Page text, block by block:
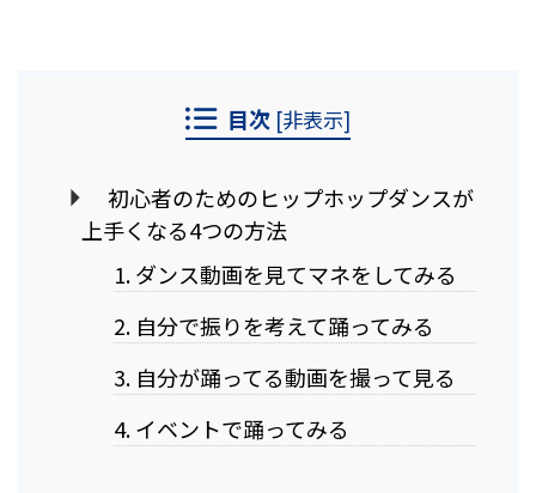
目次 [非表示]
初心者のためのヒップホップダンスが
上手くなる4つの方法
1. ダンス動画を見てマネをしてみる
2. 自分で振りを考えて踊ってみる
3. 自分が踊ってる動画を撮って見る
4. イベントで踊ってみる